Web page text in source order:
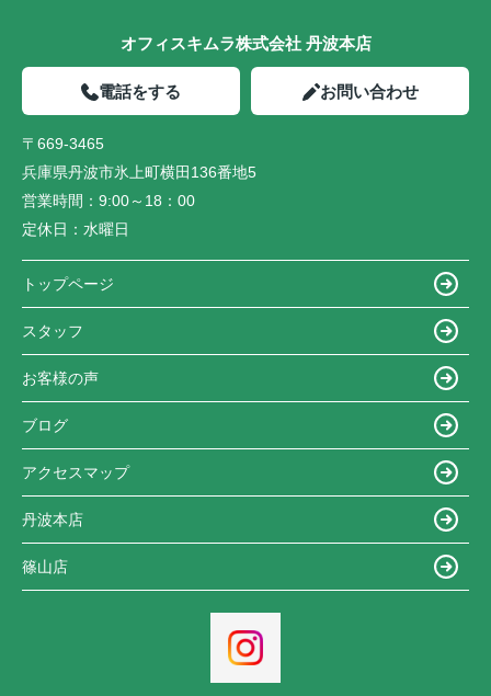
オフィスキムラ株式会社 丹波本店
電話をする お問い合わせ
〒669-3465
兵庫県丹波市氷上町横田136番地5
営業時間： 9:00～18：00
定休日： 水曜日
トップページ
スタッフ
お客様の声
ブログ
アクセスマップ
丹波本店
篠山店